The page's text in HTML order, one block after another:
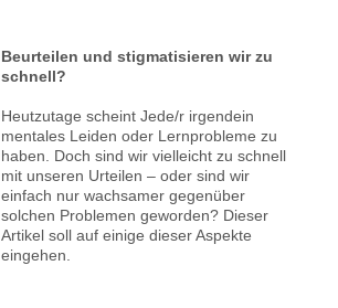
Beurteilen und stigmatisieren wir zu
schnell?
Heutzutage scheint Jede/r irgendein
mentales Leiden oder Lernprobleme zu
haben. Doch sind wir vielleicht zu schnell
mit unseren Urteilen – oder sind wir
einfach nur wachsamer gegenüber
solchen Problemen geworden? Dieser
Artikel soll auf einige dieser Aspekte
eingehen.